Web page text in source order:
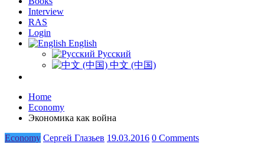
Interview
RAS
Login
English
Русский
中文 (中国)
Home
Economy
Экономика как война
Economy Сергей Глазьев 19.03.2016 0 Comments